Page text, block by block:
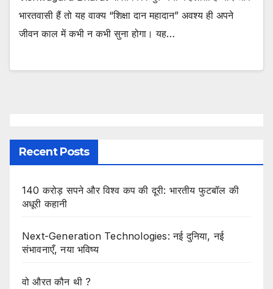
भारतवासी हैं तो यह वाक्य “शिक्षा दान महादान” अवश्य ही अपने
जीवन काल में कभी न कभी सुना होगा। यह…
Recent Posts
140 करोड़ सपने और विश्व कप की दूरी: भारतीय फुटबॉल की
अधूरी कहानी
Next-Generation Technologies: नई दुनिया, नई
संभावनाएँ, नया भविष्य
वो औरत कौन थी ?